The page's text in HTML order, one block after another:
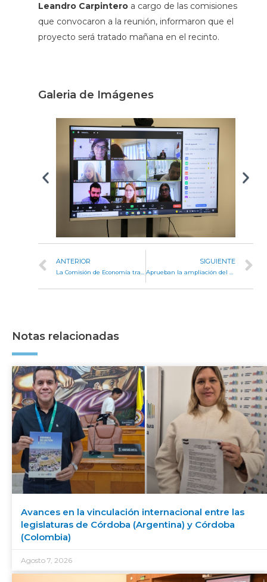
Leandro Carpinteroa cargo de las comisiones
que convocaron a la reunión, informaron que el
proyecto será tratado mañana en el recinto.
Galeria de Imágenes
ANTERIOR
La Comisión de Economía trató la ratificación del Consenso Fiscal 2021
SIGUIENTE
Aprueban la ampliación del radio urbano de la localidad de Noetinger
Notas relacionadas
Avances en la vinculación internacional entre las
legislaturas de Córdoba (Argentina) y Córdoba
(Colombia)
Agosto 7, 2026